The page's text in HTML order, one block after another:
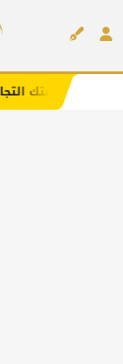
ويجذب لك